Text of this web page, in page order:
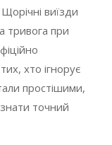
виїзди
тривога при
хто ігнорує
простішими,
точний